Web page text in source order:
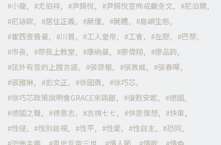
小龍
尤伯祥 尹錫悅 尹錫悅宣佈戒嚴全文
尼泊爾
尼詠歐
居住正義 屍僵 屍體
島嶼生態
崔西查普曼
川普 工人皇帝 工會 左膠
巴黎
市長
帶我上教堂 康納曼 廖偉翔
廖品鈞
弦外有音的上膛言語
張啓楷 張敦威
張春暉
張雅琳
彭文正 徐國勇
徐巧芯
徐巧芯政策說明會GRACE來踢館
復甦安妮
德國
德國之聲
德意志 志祺七七 快思慢想
快車
性侵
性別歧視 性平 性愛 性自主
恐同